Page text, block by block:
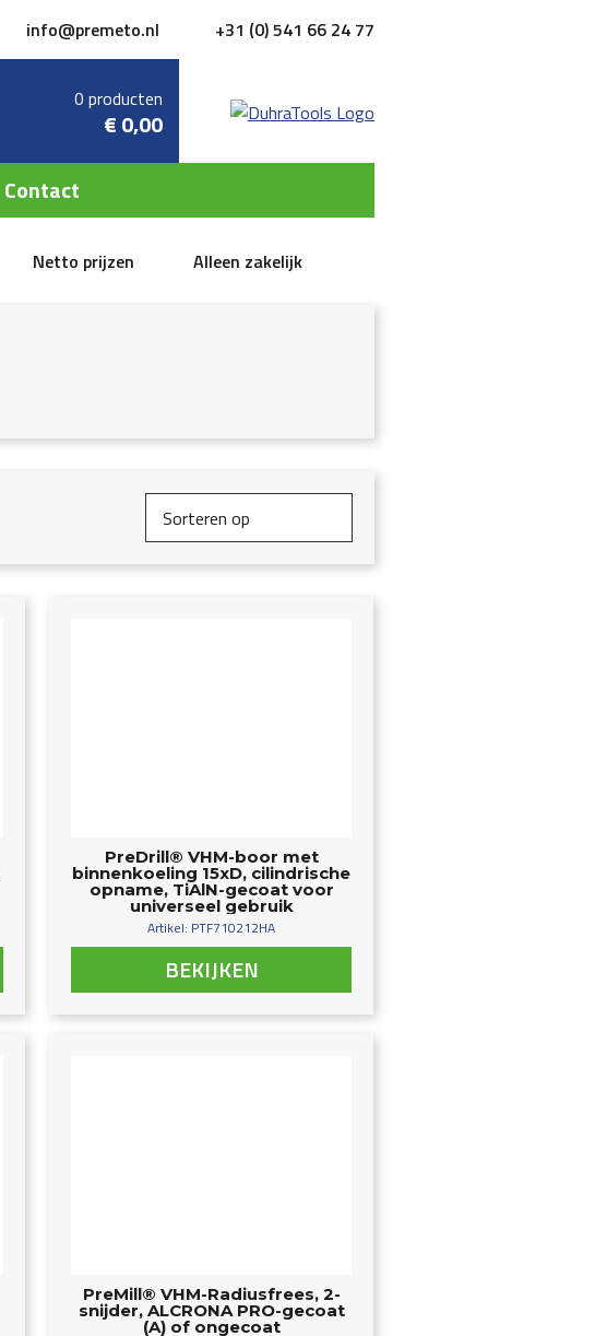
info@premeto.nl +31 (0) 541 66 24 77
0 producten
€0,00
Contact
Netto prijzen Alleen zakelijk
PreDrill® VHM-boor met
binnenkoeling 15xD, cilindrische
opname, TiAlN-gecoat voor
universeel gebruik
Artikel: PTF710212HA
BEKIJKEN
PreMill® VHM-Radiusfrees, 2-
snijder, ALCRONA PRO-gecoat
(A) of ongecoat